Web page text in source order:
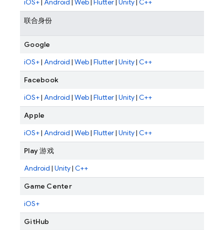
iOS+ Android Web Flutter Unity C++
联合身份
Google
iOS+| Android | Web| Flutter| Unity| C++
Facebook
iOS+| Android | Web| Flutter| Unity| C++
Apple
iOS+| Android | Web| Flutter| Unity| C++
Play 游戏
Android | Unity| C++
Game Center
iOS+
GitHub